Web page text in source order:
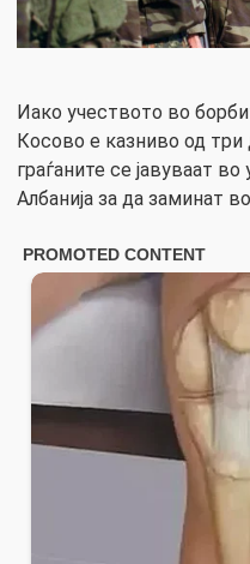
Иако учеството во
Косово е казниво од три
граѓаните се јавуваат
Албанија за да заминат